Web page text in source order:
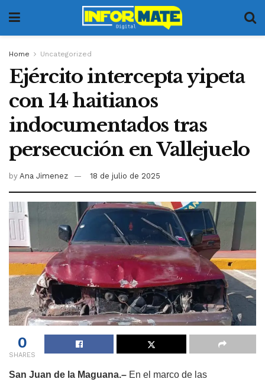
Home Uncategorized
Ejército intercepta yipeta
con 14 haitianos
indocumentados tras
persecución en Vallejuelo
by Ana Jimenez 18 de julio de 2025
0
SHARES
San Juan de la Maguana.– En el marco de las